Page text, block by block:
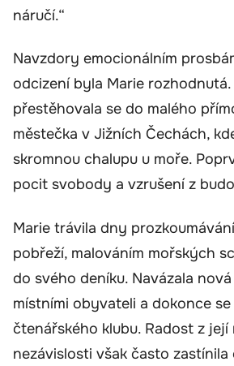
náručí.“
Navzdory emocionálním
odcizení byla Marie rozhodnutá.
přestěhovala se do malého
městečka v Jižních Čechách,
skromnou chalupu u moře.
pocit svobody a vzrušení z
Marie trávila dny
pobřeží, malováním mořských
do svého deníku. Navázala
místními obyvateli a dokonce
čtenářského klubu. Radost z její
nezávislosti však často zastínila